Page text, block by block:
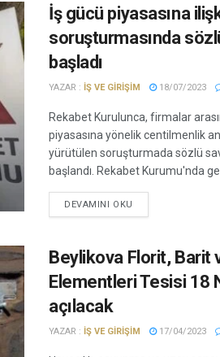
İş gücü piyasasına
soruşturmasında
başladı
YAZAR : İŞ VE GIRIŞIM 18/07/2023
Rekabet Kurulunca, firmalar
piyasasına yönelik centilmenlik
yürütülen soruşturmada sözlü
başlandı. Rekabet Kurumu'nda
DEVAMINI OKU
Beylikova Florit, Barit
Elementleri Tesisi 18
açılacak
YAZAR : İŞ VE GIRIŞIM 17/04/2023